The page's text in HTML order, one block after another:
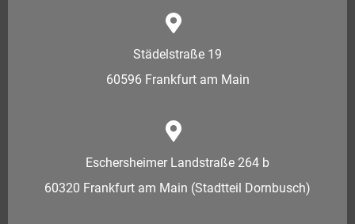
Städelstraße 19
60596 Frankfurt am Main
Eschersheimer Landstraße 264 b
60320 Frankfurt am Main (Stadtteil Dornbusch)